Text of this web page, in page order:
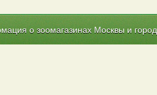
о зоомагазинах Москвы и